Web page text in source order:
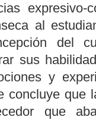
al
del
sus
y
concluye que
que